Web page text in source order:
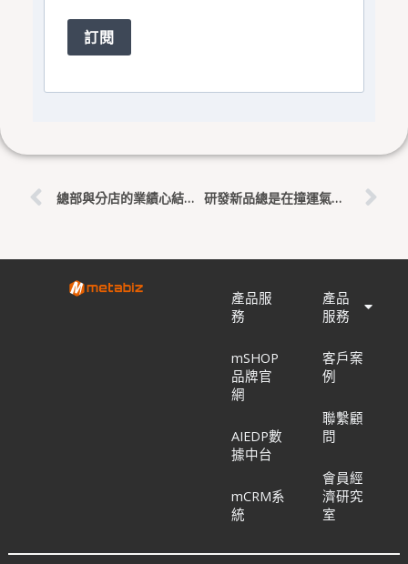
訂閱
總部與分店的業績心結：為什麼實體店員總是在抵制你的數位政策 研發新品總是在撞運氣？跟風網紅品項背後的壞帳與報廢危機
產品服
務
mSHOP
品牌官
網
AIEDP數
據中台
mCRM系
統
產品
服務
客戶案
例
聯繫顧
問
會員經
濟研究
室